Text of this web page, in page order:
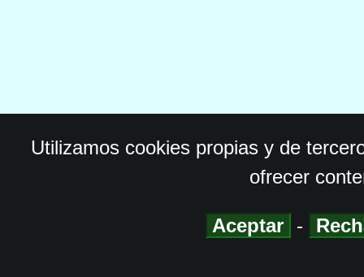
Utilizamos cookies propias y de
ofrecer
Aceptar -